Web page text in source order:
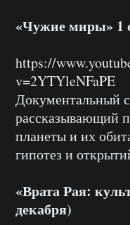
«Чужие миры» 1
https://
v=2YTYleNFaPE
Документальный
рассказывающий
планеты и их
гипотез и
«Врата Рая:
декабря)